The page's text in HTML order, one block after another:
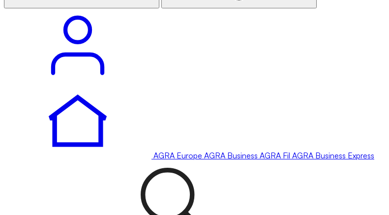
AGRA Europe AGRA Business AGRA Fil AGRA Business Express